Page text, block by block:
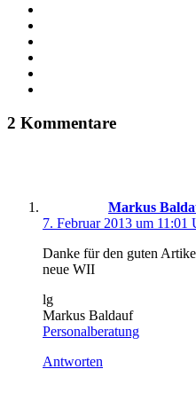
2 Kommentare
Markus
7. Februar 2013 um 11:01
Danke für den guten
neue WII
lg
Markus Baldauf
Personalberatung
Antworten